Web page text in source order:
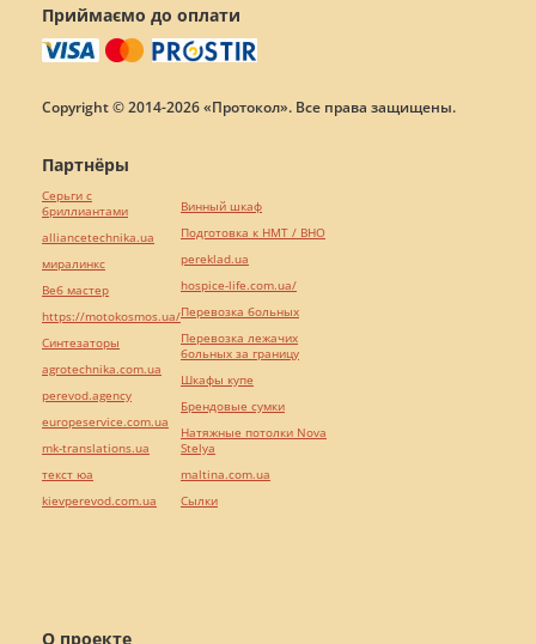
Приймаємо до оплати
Copyright © 2014-2026 «Протокол». Все права защищены.
О проекте
Партнёры
Серьги с
бриллиантами
alliancetechnika.ua
миралинкс
Веб мастер
https://motokosmos.ua/
Синтезаторы
agrotechnika.com.ua
perevod.agency
europeservice.com.ua
mk-translations.ua
текст юа
kievperevod.com.ua
Винный шкаф
Подготовка к НМТ / ВНО
pereklad.ua
hospice-life.com.ua/
Перевозка больных
Перевозка лежачих
больных за границу
Шкафы купе
Брендовые сумки
Натяжные потолки Nova
Stelya
maltina.com.ua
Cылки